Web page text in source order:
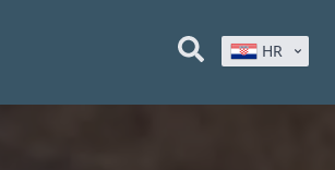
HR